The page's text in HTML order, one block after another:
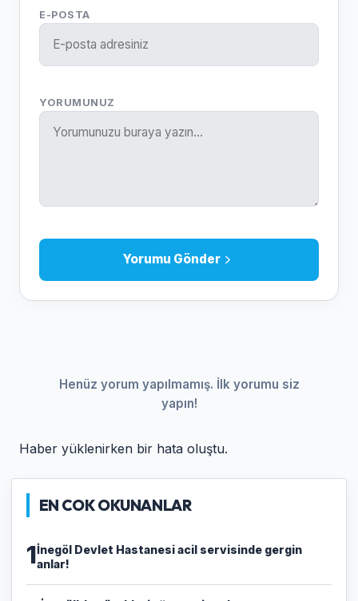
E-POSTA
YORUMUNUZ
Yorumu Gönder
Henüz yorum yapılmamış. İlk yorumu siz
yapın!
Haber yüklenirken bir hata oluştu.
EN COK OKUNANLAR
1İnegöl Devlet Hastanesi acil servisinde gergin
anlar!